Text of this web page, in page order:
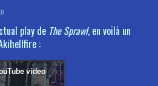
play de The Sprawl, en voilà un
: